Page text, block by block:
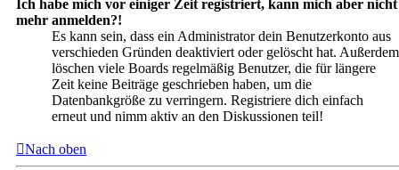
Ich habe mich vor einiger Zeit registriert, kann mich aber nicht
mehr anmelden?!
Es kann sein, dass ein Administrator dein Benutzerkonto aus
verschieden Gründen deaktiviert oder gelöscht hat. Außerdem
löschen viele Boards regelmäßig Benutzer, die für längere
Zeit keine Beiträge geschrieben haben, um die
Datenbankgröße zu verringern. Registriere dich einfach
erneut und nimm aktiv an den Diskussionen teil!
Nach oben